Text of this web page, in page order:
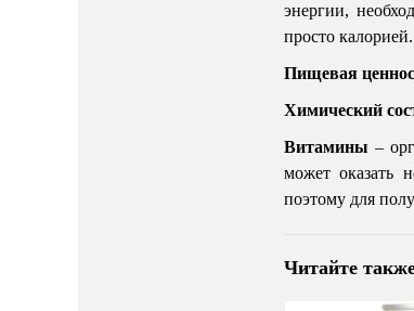
энергии,
просто
Пищевая
Химический
Витамины –
может оказать
поэтому для
Читайте